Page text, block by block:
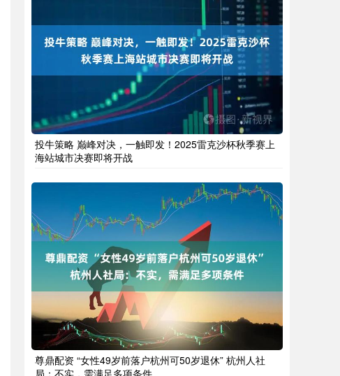
投牛策略 巅峰对决，一触即发！2025雷克沙杯秋季赛上
海站城市决赛即将开战
尊鼎配资 “女性49岁前落户杭州可50岁退休” 杭州人社
局：不实，需满足多项条件